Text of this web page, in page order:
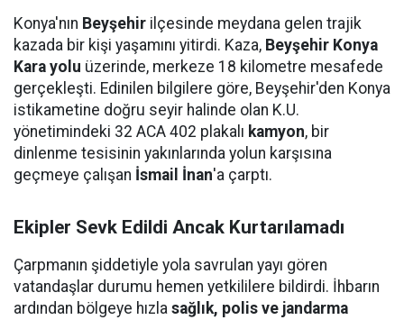
Konya'nın Beyşehir ilçesinde meydana gelen trajik
kazada bir kişi yaşamını yitirdi. Kaza, Beyşehir Konya
Kara yolu üzerinde, merkeze 18 kilometre mesafede
gerçekleşti. Edinilen bilgilere göre, Beyşehir'den Konya
istikametine doğru seyir halinde olan K.U.
yönetimindeki 32 ACA 402 plakalı kamyon, bir
dinlenme tesisinin yakınlarında yolun karşısına
geçmeye çalışan İsmail İnan'a çarptı.
Ekipler Sevk Edildi Ancak Kurtarılamadı
Çarpmanın şiddetiyle yola savrulan yayı gören
vatandaşlar durumu hemen yetkililere bildirdi. İhbarın
ardından bölgeye hızla sağlık, polis ve jandarma